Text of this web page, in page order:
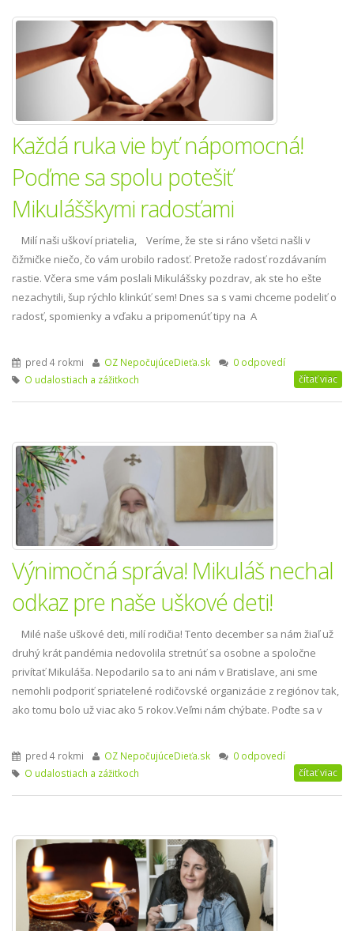
Každá ruka vie byť nápomocná!
Poďme sa spolu potešiť
Mikulášškymi radosťami
Milí naši uškoví priatelia, Veríme, že ste si ráno všetci našli v
čižmičke niečo, čo vám urobilo radosť. Pretože radosť rozdávaním
rastie. Včera sme vám poslali Mikulášsky pozdrav, ak ste ho ešte
nezachytili, šup rýchlo klinkúť sem! Dnes sa s vami chceme podeliť o
radosť, spomienky a vďaku a pripomenúť tipy na A
pred 4 rokmi OZ NepočujúceDieťa.sk
0 odpovedí
O udalostiach a zážitkoch
čítať viac
Výnimočná správa! Mikuláš nechal
odkaz pre naše uškové deti!
Milé naše uškové deti, milí rodičia! Tento december sa nám žiaľ už
druhý krát pandémia nedovolila stretnúť sa osobne a spoločne
privítať Mikuláša. Nepodarilo sa to ani nám v Bratislave, ani sme
nemohli podporiť spriatelené rodičovské organizácie z regiónov tak,
ako tomu bolo už viac ako 5 rokov.Veľmi nám chýbate. Poďte sa v
pred 4 rokmi OZ NepočujúceDieťa.sk
0 odpovedí
O udalostiach a zážitkoch
čítať viac